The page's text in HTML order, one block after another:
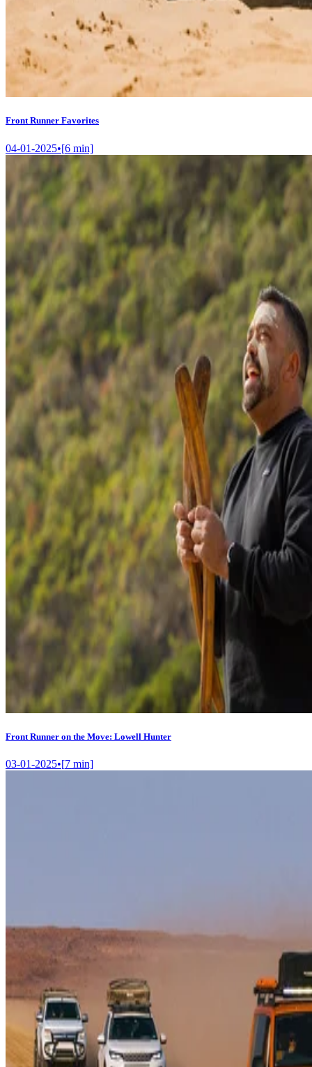
Front Runner Favorites
04-01-2025•[6 min]
Front Runner on the Move: Lowell Hunter
03-01-2025•[7 min]